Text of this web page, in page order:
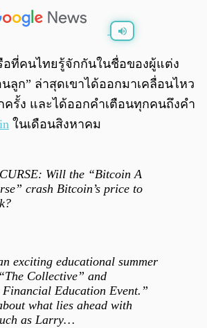
/ 0:00
อที่คนไทยรู้จักกันในชื่อของผู้แต่ง
ลูก” ล่าสุดเขาได้ออกมาเคลื่อนไหว
ครั้ง และได้ออกคำเตือนทุกคนถึงคำ
ในเดือนสิงหาคม
Will the “Bitcoin A
crash Bitcoin’s price to
exciting educational summer
Collective” and
Financial Education Event.”
what lies ahead with
as Larry…